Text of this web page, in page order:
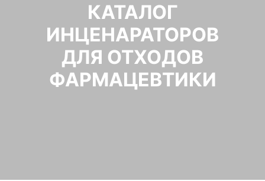
КАТАЛОГ
ИНЦЕНАРАТОРОВ
ДЛЯ ОТХОДОВ
ФАРМАЦЕВТИКИ